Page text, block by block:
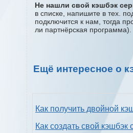
Не нашли свой кэшбэк
в списке, напишите в тех.
подключится к нам, тогда
ли партнёрская программа).
Ещё интересное о
Как получить двойной
Как создать свой кэшбэк